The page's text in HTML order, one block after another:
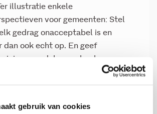
gebruik van cookies
illustratie enkele
voor gemeenten: Stel
gedrag onacceptabel is en
dan ook echt op. En geef
zodat ze weten hoe ze
als er zich een incident voordoet.
incidenten is belangrijk voor de
van meldingen en registraties